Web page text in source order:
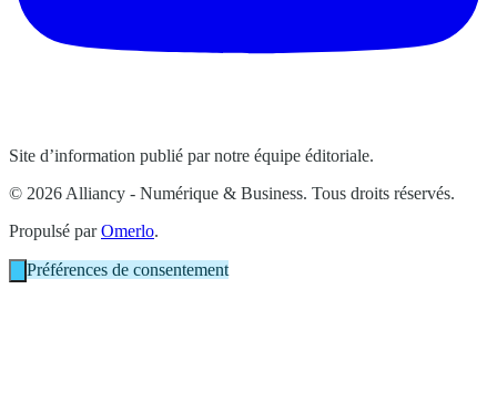
Site d’information publié par notre équipe éditoriale.
© 2026 Alliancy - Numérique & Business. Tous droits réservés.
Propulsé parOmerlo.
Préférences de consentement